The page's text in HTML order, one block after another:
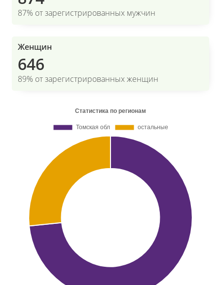
87% от зарегистрированных мужчин
Женщин
646
89% от зарегистрированных женщин